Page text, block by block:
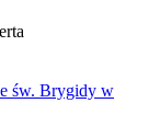
św. Brygidy w